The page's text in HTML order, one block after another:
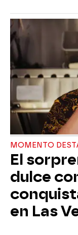
MOMENTO
El
dulce
en Las